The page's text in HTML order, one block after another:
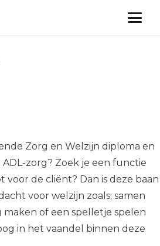
Zorg en Welzijn diploma en
zorg? Zoek je een functie
voor de cliënt? Dan is deze baan
voor welzijn zoals; samen
maken of een spelletje spelen
in het vaandel binnen deze